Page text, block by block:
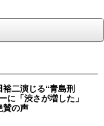
裕二演じる“青島刑
に「渋さが増した」
賛の声